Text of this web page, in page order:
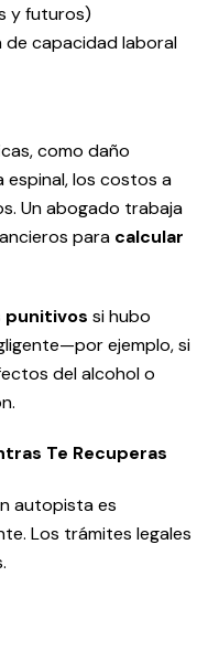
y futuros)
de capacidad laboral
como daño
espinal, los costos a
Un abogado trabaja
para calcular
punitivos si hubo
ejemplo, si
del alcohol o
Te Recuperas
autopista es
Los trámites legales